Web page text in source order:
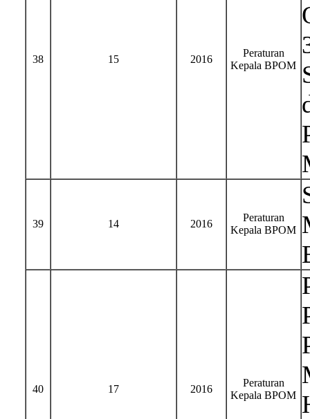
38 15 2016
Peraturan
Kepala BPOM
39 14 2016
Peraturan
Kepala BPOM
40 17 2016
Peraturan
Kepala BPOM